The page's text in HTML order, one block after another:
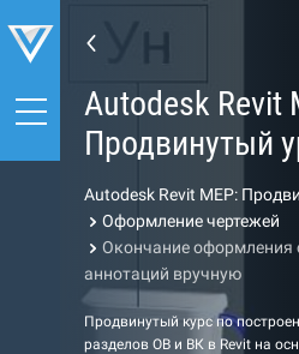
Autodesk Revit
Продвинутый
Autodesk Revit MEP:
Оформление чертежей
Окончание оформления
аннотаций вручную
Продвинутый курс по
разделов ОВ и ВК в Revit на